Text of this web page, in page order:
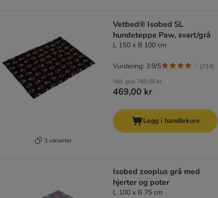
3 varianter
Vetbed® Isobed SL
hundeteppe Paw, svart/grå
L 150 x B 100 cm
Veil. pris 769,00 kr
469,00 kr
Vurdering: 3.9/5 (714)
Legg i handlekurv
Isobed zooplus grå med
hjerter og poter
L 100 x B 75 cm